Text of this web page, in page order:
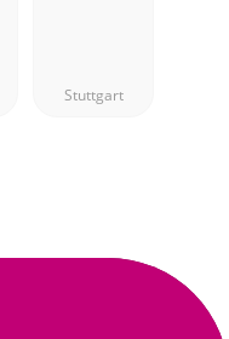
Stuttgart